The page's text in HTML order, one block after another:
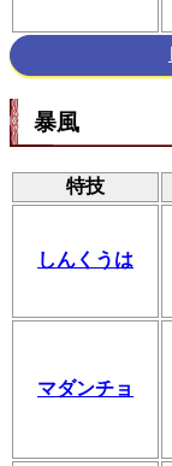
暴風
特技
しんくうは
マダンチョ